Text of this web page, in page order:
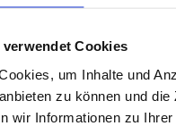
verwendet Cookies
um Inhalte und
zu können und
wir Informationen zu
Telefon: 0221
Irrtümer für dieses Angebot
des Fahrzeuges und
Sinne dar.
die Vereinbarungen in der
Den genauen